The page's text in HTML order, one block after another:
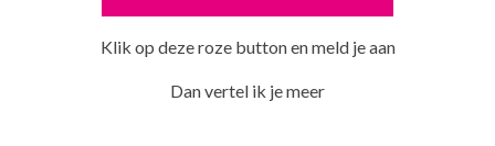
Klik op deze roze button en meld je aan
Dan vertel ik je meer